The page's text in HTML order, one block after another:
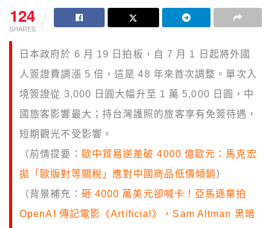
124
SHARES
日本政府於 6 月 19 日拍板，自 7 月 1 日起將外國
人簽證費調漲 5 倍，這是 48 年來首次調整。單次入
境簽證從 3,000 日圓大幅升至 1 萬 5,000 日圓，中
國旅客影響最大；持台灣護照的旅客享有免簽待遇，
短期觀光不受影響。
（前情提要： 歐中貿易逆差破 4000 億歐元：馬克宏
拋「歐版對等關稅」應對中國商品低價傾銷）
（背景補充： 砸 4000 萬美元卻喊卡！亞馬遜棄拍
OpenAI 傳記電影《Artificial》，Sam Altman 黑暗